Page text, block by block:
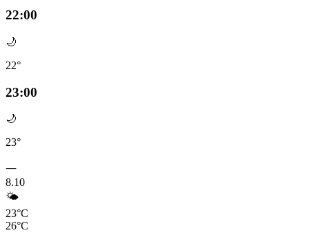
22:00
🌙
22°
23:00
🌙
23°
一
8.10
🌤️
23°C
26°C